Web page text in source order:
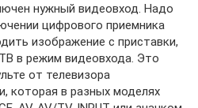
нужный видеовход. Надо
цифрового приемника
изображение с приставки,
в режим видеовхода. Это
от телевизора
которая в разных моделях